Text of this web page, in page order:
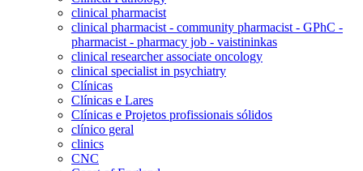
clinical pharmacist
clinical pharmacist - community pharmacist - GPhC -
pharmacist - pharmacy job - vaistininkas
clinical researcher associate oncology
clinical specialist in psychiatry
Clínicas
Clínicas e Lares
Clínicas e Projetos profissionais sólidos
clínico geral
clinics
CNC